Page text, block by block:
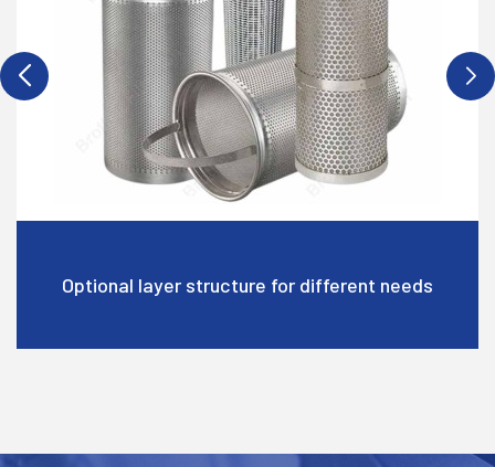
Optional layer structure for different needs